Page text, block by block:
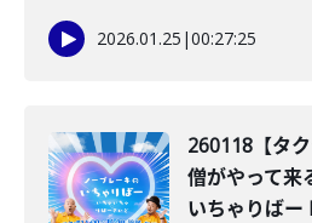
2026.01.25 |00:27:25
260118【タ
僧がやって来
いちゃりばー